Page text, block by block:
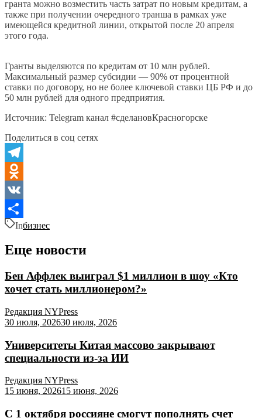
гранта можно возместить часть затрат по новым кредитам, а
также при получении очередного транша в рамках уже
имеющейся кредитной линии, открытой после 20 апреля
этого года.
Гранты выделяются по кредитам от 10 млн рублей.
Максимальный размер субсидии — 90% от процентной
ставки по договору, но не более ключевой ставки ЦБ РФ и до
50 млн рублей для одного предприятия.
Источник: Telegram канал #сделановКрасногорске
Поделиться в соц сетях
Telegram
Odnoklassniki
VK
Отправить
Inбизнес
Еще новости
Бен Аффлек выиграл $1 миллион в шоу «Кто
хочет стать миллионером?»
Редакция NYPress
30 июля, 202630 июля, 2026
Университеты Китая массово закрывают
специальности из-за ИИ
Редакция NYPress
15 июня, 202615 июня, 2026
С 1 октября россияне смогут пополнять счет